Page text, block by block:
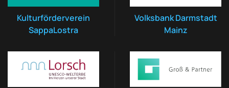
Kulturförderverein
SappaLostra
Volksbank Darmstadt
Mainz